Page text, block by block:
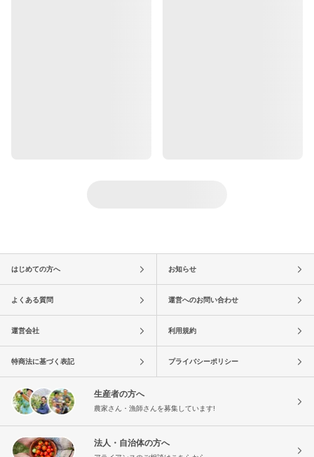
はじめての方へ お知らせ
よくある質問 運営へのお問い合わせ
運営会社 利用規約
特商法に基づく表記 プライバシーポリシー
生産者の方へ
農家さん・漁師さんを募集しています!
法人・自治体の方へ